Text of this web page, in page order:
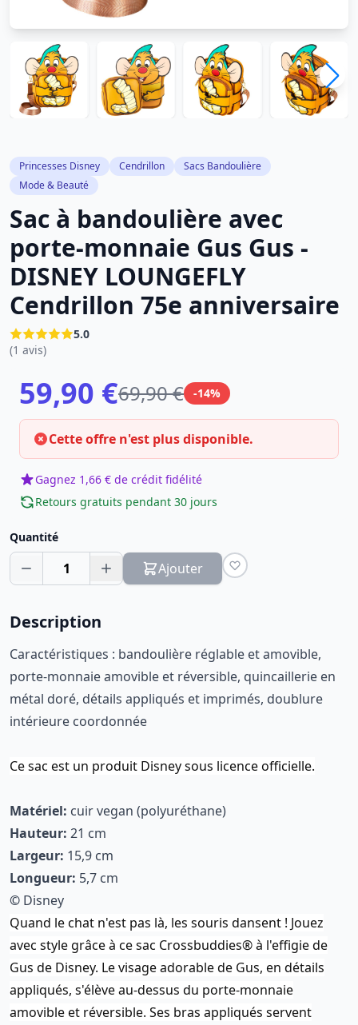
Princesses Disney Cendrillon
Sacs Bandoulière
Mode & Beauté
Sac à bandoulière avec
porte-monnaie Gus Gus -
DISNEY LOUNGEFLY
Cendrillon 75e anniversaire
5.0
(1 avis)
59,90 €69,90 € -14%
Cette offre n'est plus disponible.
Gagnez 1,66 € de crédit fidélité
Retours gratuits pendant 30 jours
Quantité
1 Ajouter
Description
Caractéristiques : bandoulière réglable et amovible,
porte-monnaie amovible et réversible, quincaillerie en
métal doré, détails appliqués et imprimés, doublure
intérieure coordonnée
Ce sac est un produit Disney sous licence officielle.
Matériel: cuir vegan (polyuréthane)
Hauteur: 21 cm
Largeur: 15,9 cm
Longueur: 5,7 cm
© Disney
Quand le chat n'est pas là, les souris dansent ! Jouez
avec style grâce à ce sac Crossbuddies® à l'effigie de
Gus de Disney. Le visage adorable de Gus, en détails
appliqués, s'élève au-dessus du porte-monnaie
amovible et réversible. Ses bras appliqués servent